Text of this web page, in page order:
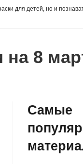
для детей, но и
на 8
Самые